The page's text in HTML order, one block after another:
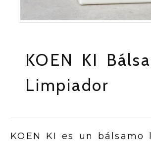
KOEN KI
Limpiador
KOEN KI es un bálsamo